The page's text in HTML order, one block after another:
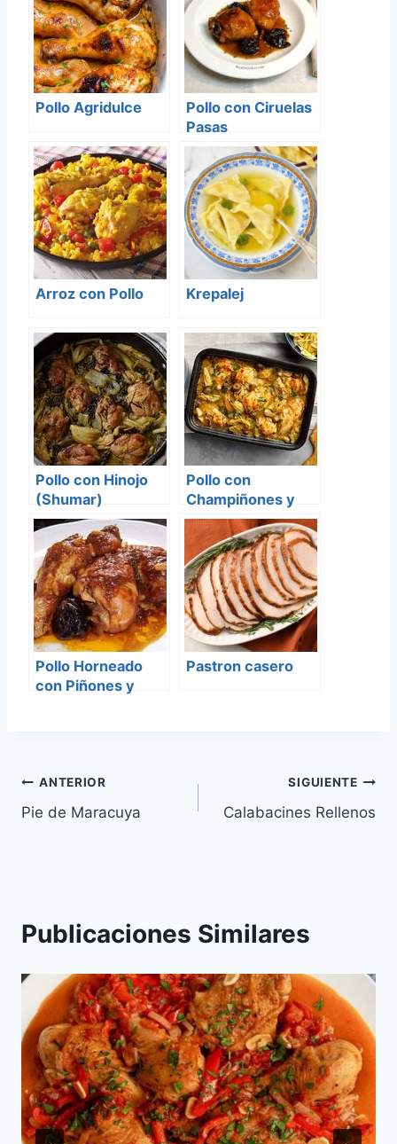
Pollo Agridulce
Pollo con Ciruelas
Pasas
Arroz con Pollo Krepalej
Pollo con Hinojo
(Shumar)
Pollo con
Champiñones y
Alcachofas
Pollo Horneado
con Piñones y
Pastron casero
Navegación
de
ANTERIOR
Pie de Maracuya
SIGUIENTE
Calabacines Rellenos
Publicaciones Similares